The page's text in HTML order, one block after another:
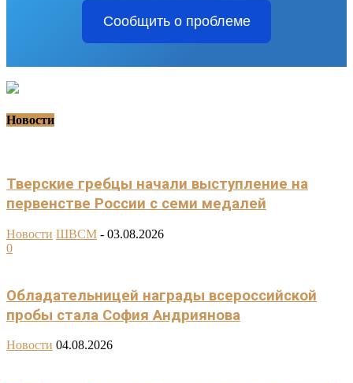
Сообщить о проблеме
Новости
Тверские гребцы начали выступление на
первенстве России с семи медалей
Новости ШВСМ - 03.08.2026
0
Обладательницей награды всероссийской
пробы стала София Андриянова
Новости 04.08.2026